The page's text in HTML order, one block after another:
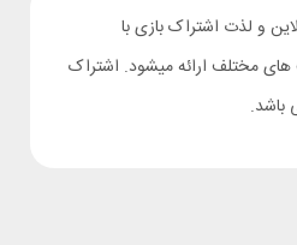
و لذت اشتراک بازی با
های مختلف ارائه میشود. اشتراک
باشد.